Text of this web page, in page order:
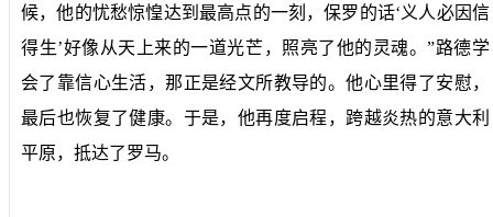
候，他的忧愁惊惶达到最高点的一刻，保罗的话‘义人必因信
得生’好像从天上来的一道光芒，照亮了他的灵魂。”路德学
会了靠信心生活，那正是经文所教导的。他心里得了安慰，
最后也恢复了健康。于是，他再度启程，跨越炎热的意大利
平原，抵达了罗马。